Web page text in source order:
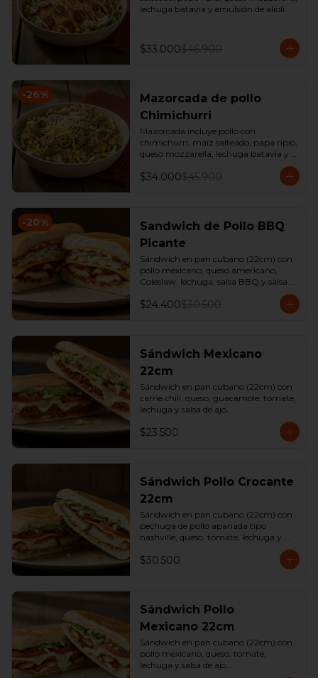
lechuga batavia y emulsión de alioli.
$33.000$46.900
-26%
Mazorcada de pollo
Chimichurri
Mazorcada incluye pollo con
chimichurri, maíz salteado, papa ripio,
queso mozzarella, lechuga batavia y
$34.000$45.900
-20%
Sandwich de Pollo BBQ
Picante
Sándwich en pan cubano (22cm) con
pollo mexicano, queso americano,
Coleslaw, lechuga, salsa BBQ y salsa
*Producto Ligeramente Picante.
$24.400$30.500
Sándwich Mexicano
22cm
Sándwich en pan cubano (22cm) con
carne chili, queso, guacamole, tomate,
lechuga y salsa de ajo.
$23.500
Sándwich Pollo Crocante
22cm
Sándwich en pan cubano (22cm) con
pechuga de pollo apanada tipo
nashville, queso, tomate, lechuga y
$30.500
Sándwich Pollo
Mexicano 22cm
Sándwich en pan cubano (22cm) con
pollo mexicano, queso, tomate,
lechuga y salsa de ajo.